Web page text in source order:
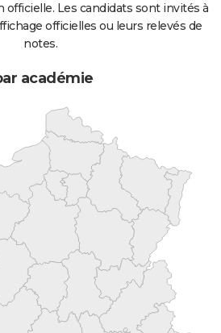
officielle. Les candidats sont invités à
officielles ou leurs relevés de
notes.
académie